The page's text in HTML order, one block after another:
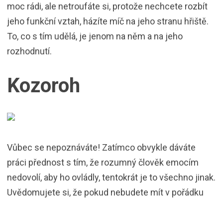
moc rádi, ale netroufáte si, protože nechcete rozbít
jeho funkční vztah, házíte míč na jeho stranu hřiště.
To, co s tím udělá, je jenom na něm a na jeho
rozhodnutí.
Kozoroh
Vůbec se nepoznáváte! Zatímco obvykle dáváte
práci přednost s tím, že rozumný člověk emocím
nedovolí, aby ho ovládly, tentokrát je to všechno jinak.
Uvědomujete si, že pokud nebudete mít v pořádku